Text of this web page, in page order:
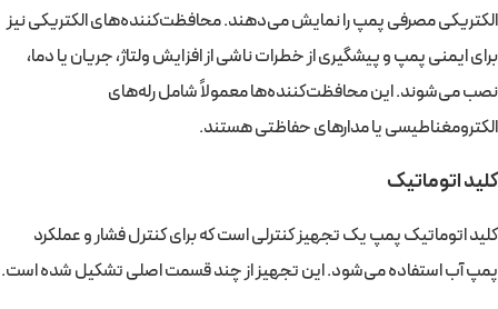
الکتریکی مصرفی پمپ را نمایش می‌دهند. محافظت‌کننده‌های الکتریکی نیز
برای ایمنی پمپ و پیشگیری از خطرات ناشی از افزایش ولتاژ، جریان یا دما،
نصب می‌شوند. این محافظت‌کننده‌ها معمولاً شامل رله‌های
الکترومغناطیسی یا مدارهای حفاظتی هستند.
کلید اتوماتیک
کلید اتوماتیک پمپ یک تجهیز کنترلی است که برای کنترل فشار و عملکرد
پمپ آب استفاده می‌شود. این تجهیز از چند قسمت اصلی تشکیل شده است.